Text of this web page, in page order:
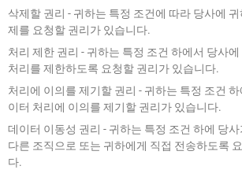
삭제할 권리 - 귀하는 특정 조건에 따라 당사에
제를 요청할 권리가 있습니다.
처리 제한 권리 - 귀하는 특정 조건 하에서 당사
처리를 제한하도록 요청할 권리가 있습니다.
처리에 이의를 제기할 권리 - 귀하는 특정 조건
이터 처리에 이의를 제기할 권리가 있습니다.
데이터 이동성 권리 - 귀하는 특정 조건 하에 당
다른 조직으로 또는 귀하에게 직접 전송하도록
다.